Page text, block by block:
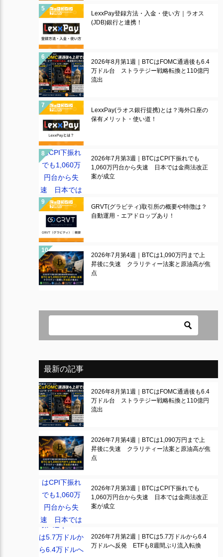
LexxPay登録方法・入金・使い方｜ラオス
(JDB)銀行と連携！
2026年8月第1週｜BTCはFOMC通過後も6.4
万ドル台 ストラテジー戦略転換と110億円
流出
LexxPay(ラオス銀行提携)とは？海外口座の
保有メリット・使い道！
2026年7月第3週｜BTCはCPI下振れでも
1,060万円台から失速 日本では金商法改正
案が成立
GRVT(グラビティ)取引所の概要や特徴は？
自動運用・エアドロップあり！
2026年7月第4週｜BTCは1,090万円まで上
昇後に失速 クラリティー法案と原油高が焦
点
最新の記事
2026年8月第1週｜BTCはFOMC通過後も6.4
万ドル台 ストラテジー戦略転換と110億円
流出
2026年7月第4週｜BTCは1,090万円まで上
昇後に失速 クラリティー法案と原油高が焦
点
2026年7月第3週｜BTCはCPI下振れでも
1,060万円台から失速 日本では金商法改正
案が成立
2026年7月第2週｜BTCは5.7万ドルから6.4
万ドルへ反発 ETFも8週間ぶり流入転換